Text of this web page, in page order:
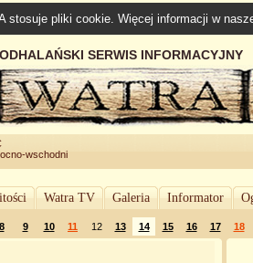
stosuje pliki cookie. Więcej informacji w
SERWIS INFORMACYJNY
wschodni
Watra TV Galeria Informator
8 9 10 11 12 13 14 15 16 17 18